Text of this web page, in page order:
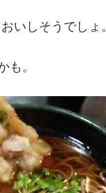
いしそうでしょ。
も。